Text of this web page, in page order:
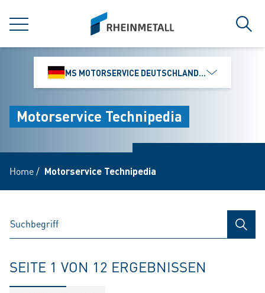
MENÜ
siteLogo
MS MOTORSERVICE DEUTSCHLAND GMBH
Motorservice Technipedia
Home/ Motorservice Technipedia
SEITE 1 VON 12 ERGEBNISSEN